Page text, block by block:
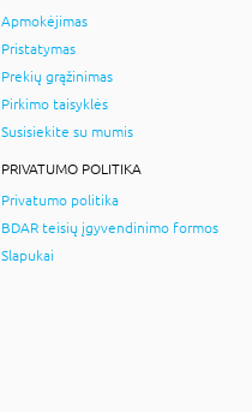
Apmokėjimas
Pristatymas
Prekių grąžinimas
Pirkimo taisyklės
Susisiekite su mumis
PRIVATUMO POLITIKA
Privatumo politika
BDAR teisių įgyvendinimo formos
Slapukai